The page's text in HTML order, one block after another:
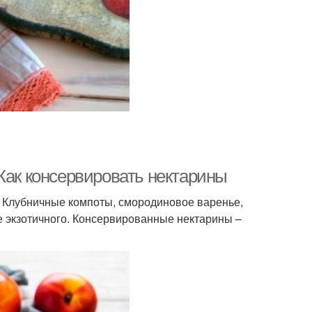
консервировать нектарины
Клубничные компоты, смородиновое варенье,
Консервированные нектарины –